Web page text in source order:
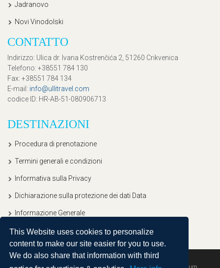
This Website uses cookies to personalize
content to make our site easier for you to use.
We do also share that information with third
Jadranovo
Novi Vinodolski
CONTATTO
Indirizzo: Ulica dr. Ivana Kostrenčića 2, 51260 Crikvenica
Telefono: +38551 784 130
Fax: +38551 784 134
E-mail : info@ullitravel.com
codice ID: HR-AB-51-080906713
DESTINAZIONI
Procedura di prenotazione
Termini generali e condizioni
Informativa sulla Privacy
Dichiarazione sulla protezione dei dati Data
Informazione Generale